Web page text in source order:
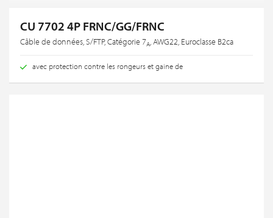
CU 7702 4P FRNC/GG/FRNC
Câble de données, S/FTP, Catégorie 7A, AWG22, Euroclasse B2ca
avec protection contre les rongeurs et gaine de